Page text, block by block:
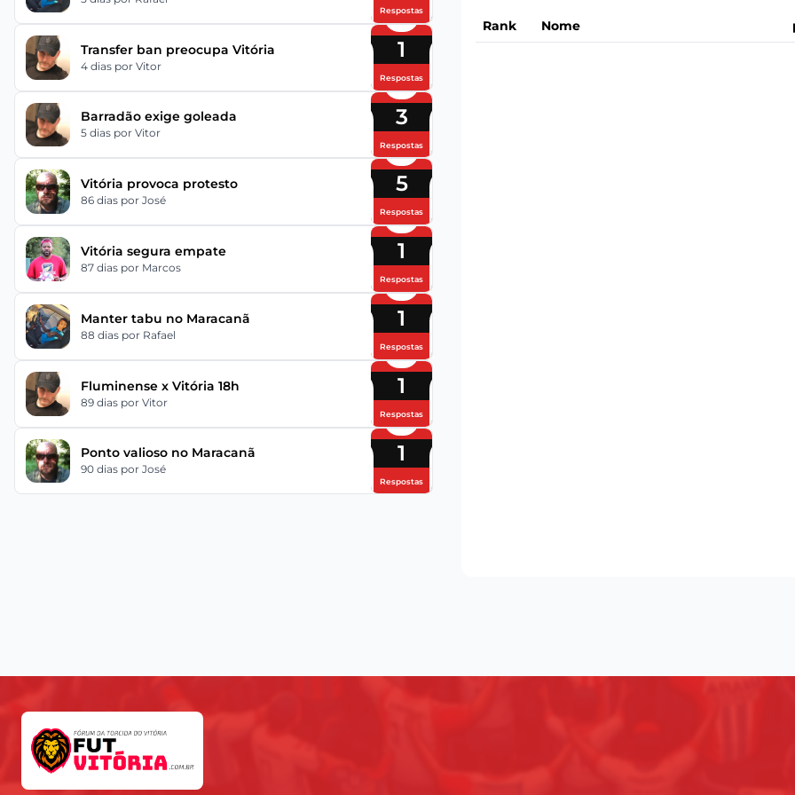
Respostas
Transfer ban preocupa Vitória
4 dias por Vitor
1
Respostas
Barradão exige goleada
5 dias por Vitor
3
Respostas
Vitória provoca protesto
86 dias por José
5
Respostas
Vitória segura empate
87 dias por Marcos
1
Respostas
Manter tabu no Maracanã
88 dias por Rafael
1
Respostas
Fluminense x Vitória 18h
89 dias por Vitor
1
Respostas
Ponto valioso no Maracanã
90 dias por José
1
Respostas
Rank Nome